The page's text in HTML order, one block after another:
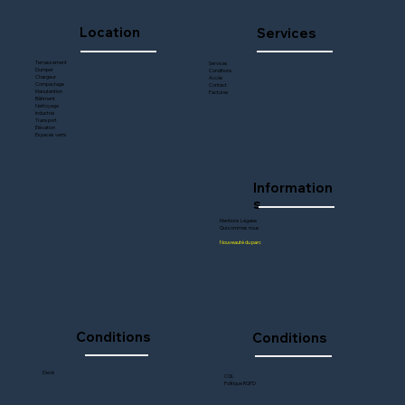
Location
Terrassement
Dumper
Chargeur
Compactage
Manutention
Bâtiment
Nettoyage
Industrie
Transport
Elévation
Espaces verts
Services
Services
Conditions
Accès
Contact
Factures
Information
s
Mentions Légales​
Qui sommes nous
Nouveauté du parc
Devis
Conditions
CGL
Politique RGPD
Conditions